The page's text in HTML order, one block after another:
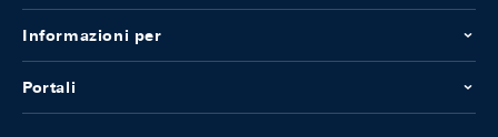
Informazioni per
Portali